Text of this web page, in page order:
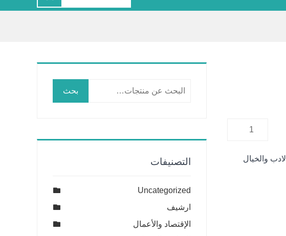
الادب والخيال
بحث
التصنيفات
Uncategorized
ارشيف
الإقتصاد والأعمال